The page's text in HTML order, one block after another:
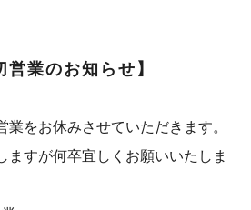
営業のお知らせ】
をお休みさせていただきます。
ますが何卒宜しくお願いいたしま